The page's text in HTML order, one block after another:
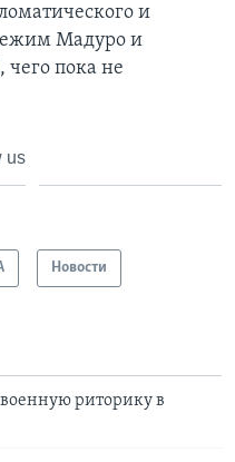
и
Мадуро и
пока не
us
Новости
риторику в